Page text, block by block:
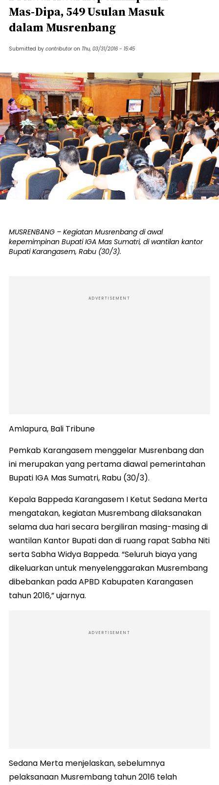
Mas-Dipa, 549 Usulan Masuk
dalam Musrenbang
Submitted by contributor on Thu, 03/31/2016 - 15:45
MUSRENBANG – Kegiatan Musrenbang di awal
kepemimpinan Bupati IGA Mas Sumatri, di wantilan kantor
Bupati Karangasem, Rabu (30/3).
ADVERTISEMENT
Amlapura, Bali Tribune
Pemkab Karangasem menggelar Musrenbang dan
ini merupakan yang pertama diawal pemerintahan
Bupati IGA Mas Sumatri, Rabu (30/3).
Kepala Bappeda Karangasem I Ketut Sedana Merta
mengatakan, kegiatan Musrembang dilaksanakan
selama dua hari secara bergiliran masing-masing di
wantilan Kantor Bupati dan di ruang rapat Sabha Niti
serta Sabha Widya Bappeda. “Seluruh biaya yang
dikeluarkan untuk menyelenggarakan Musrembang
dibebankan pada APBD Kabupaten Karangasen
tahun 2016,” ujarnya.
ADVERTISEMENT
Sedana Merta menjelaskan, sebelumnya
pelaksanaan Musrembang tahun 2016 telah